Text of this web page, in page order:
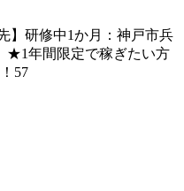
】研修中1か月：神戸市兵
年間限定で稼ぎたい方
57